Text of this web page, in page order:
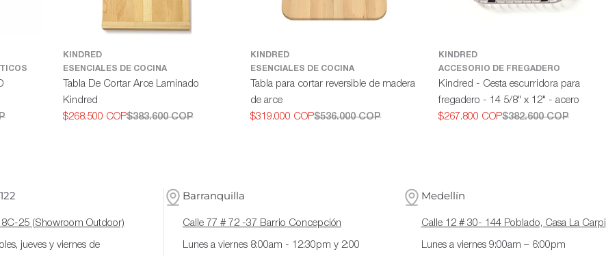
KINDRED
ESENCIALES DE COCINA
Tabla De Cortar Arce Laminado
Kindred
Precio
$268.500 COP
Precio
$383.600 COP
KINDRED
ESENCIALES DE COCINA
Tabla para cortar reversible de madera
de arce
Precio
$319.000 COP
Precio
$536.000 COP
KINDRED
ACCESORIO DE FREGADERO
Kindred - Cesta escurridora para
fregadero - 14 5/8" x 12" - acero
Precio
$267.800 COP
Precio
$382.600 COP
25 (Showroom Outdoor)
jueves y viernes de
Barranquilla
Calle 77 # 72 -37 Barrio Concepción
Lunes a viernes 8:00am - 12:30pm y 2:00
Medellín
Calle 12 # 30- 144 Poblado, Casa La Carpi
Lunes a viernes 9:00am – 6:00pm